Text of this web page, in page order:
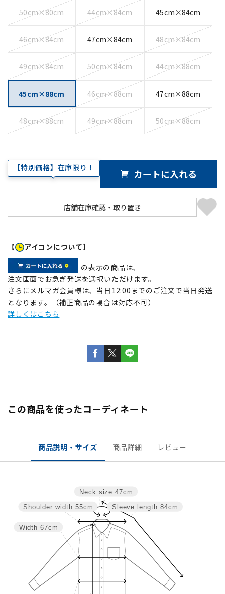
50cm×80cm 44cm×84cm 45cm×84cm
46cm×84cm 47cm×84cm 48cm×84cm
49cm×84cm 50cm×84cm 44cm×88cm
45cm×88cm 46cm×88cm 47cm×88cm
48cm×88cm 49cm×88cm 50cm×88cm
【特別価格】在庫限り！ カートに入れる
【 アイコンについて】
の表示の商品は、
注文画面でお急ぎ発送を選択いただけます。
さらにメルマガ会員様は、当日12:00までのご注文で当日発送
となります。（補正商品の場合は対応不可）
詳しくはこちら
この商品を使ったコーディネート
商品説明・サイズ 商品詳細 レビュー
Sleeve length 84cm
Neck size 47cm
Width 67cm
Shoulder width 55cm